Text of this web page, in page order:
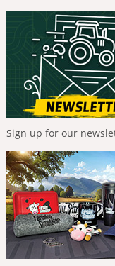
Sign up for our